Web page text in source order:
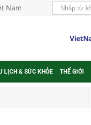
Nam
LỊCH & SỨC KHỎE THẾ GIỚI